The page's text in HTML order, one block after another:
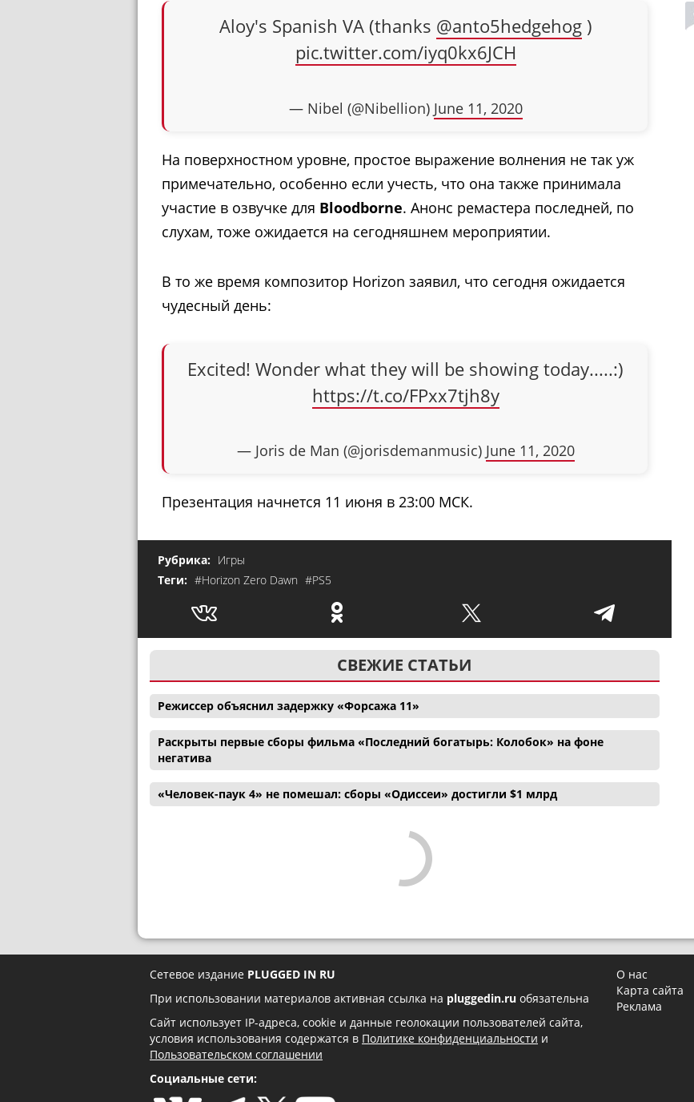
Aloy's Spanish VA (thanks @anto5hedgehog)
pic.twitter.com/iyq0kx6JCH
— Nibel (@Nibellion) June 11, 2020
На поверхностном уровне, простое выражение волнения не так уж
примечательно, особенно если учесть, что она также принимала
участие в озвучке для Bloodborne. Анонс ремастера последней, по
слухам, тоже ожидается на сегодняшнем мероприятии.
В то же время композитор Horizon заявил, что сегодня ожидается
чудесный день:
Excited! Wonder what they will be showing today.....:)
https://t.co/FPxx7tjh8y
— Joris de Man (@jorisdemanmusic) June 11, 2020
Презентация начнется 11 июня в 23:00 МСК.
Рубрика: Игры
Теги: #Horizon Zero Dawn #PS5
СВЕЖИЕ СТАТЬИ
Режиссер объяснил задержку «Форсажа 11»
Раскрыты первые сборы фильма «Последний богатырь: Колобок» на фоне
негатива
«Человек-паук 4» не помешал: сборы «Одиссеи» достигли $1 млрд
Сетевое издание PLUGGED IN RU
При использовании материалов активная ссылка на pluggedin.ru обязательна
Сайт использует IP-адреса, cookie и данные геолокации пользователей сайта,
условия использования содержатся в Политике конфиденциальности и
Пользовательском соглашении
Социальные сети:
О нас
Карта сайта
Реклама